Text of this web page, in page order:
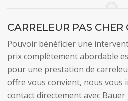
CARRELEUR PAS CHER
Pouvoir bénéficier une
prix complètement abordable
pour une prestation de
offre vous convient, nous vous
contact directement avec